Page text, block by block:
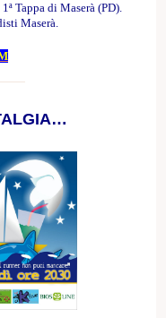
Tappa di Maserà (PD).
Maserà.